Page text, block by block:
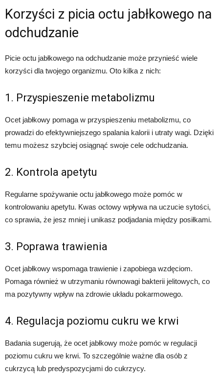
Korzyści z picia octu jabłkowego na
odchudzanie
Picie octu jabłkowego na odchudzanie może przynieść wiele
korzyści dla twojego organizmu. Oto kilka z nich:
1. Przyspieszenie metabolizmu
Ocet jabłkowy pomaga w przyspieszeniu metabolizmu, co
prowadzi do efektywniejszego spalania kalorii i utraty wagi. Dzięki
temu możesz szybciej osiągnąć swoje cele odchudzania.
2. Kontrola apetytu
Regularne spożywanie octu jabłkowego może pomóc w
kontrolowaniu apetytu. Kwas octowy wpływa na uczucie sytości,
co sprawia, że jesz mniej i unikasz podjadania między posiłkami.
3. Poprawa trawienia
Ocet jabłkowy wspomaga trawienie i zapobiega wzdęciom.
Pomaga również w utrzymaniu równowagi bakterii jelitowych, co
ma pozytywny wpływ na zdrowie układu pokarmowego.
4. Regulacja poziomu cukru we krwi
Badania sugerują, że ocet jabłkowy może pomóc w regulacji
poziomu cukru we krwi. To szczególnie ważne dla osób z
cukrzycą lub predyspozycjami do cukrzycy.